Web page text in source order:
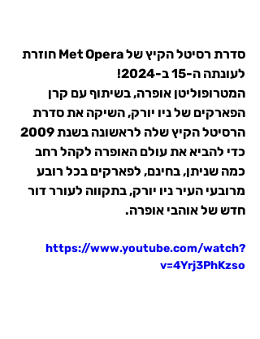
סדרת רסיטל הקיץ של Met Opera חוזרת
לעונתה ה-15 ב-2024!
המטרופוליטן אופרה, בשיתוף עם קרן
הפארקים של ניו יורק, השיקה את סדרת
כדי להביא את עולם האופרה לקהל רחב
כמה שניתן, בחינם, לפארקים בכל רובע
מרובעי העיר ניו יורק, בתקווה לעורר דור
חדש של אוהבי אופרה.
https://www.youtube.com/watch?
v=4Yrj3PhKzso